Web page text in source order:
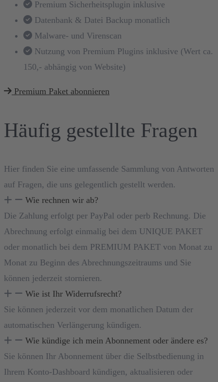
Premium Sicherheitsplugin inklusive
Datenbank & Datei Backup monatlich
Malware- und Virenscan
Nutzung von Premium Plugins inklusive (Wert ca.
150,- abhängig von Website)
Premium Paket abonnieren
Häufig gestellte Fragen
Hier finden Sie eine umfassende Sammlung von Antworten
auf Fragen, die uns gelegentlich gestellt werden.
Wie rechnen wir ab?
Die Zahlung erfolgt per PayPal oder perb Rechnung. Die
Abrechnung erfolgt einmalig bei dem UNIQUE PAKET
oder monatlich bei dem PREMIUM PAKET von Monat zu
Monat zu Beginn des Abrechnungszeitraums und Sie
können jederzeit stornieren.
Wie ist Ihr Widerrufsrecht?
Sie können jederzeit vor dem monatlichen Datum der
automatischen Verlängerung kündigen.
Wie kündige ich mein Abonnement oder ändere es?
Sie können Ihr Abonnement über die Selbstbedienung in
Ihrem Konto-Dashboard kündigen, aktualisieren oder